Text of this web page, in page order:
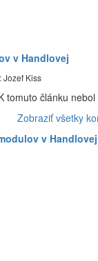
v Handlovej
Jozef Kiss
tomuto článku
Zobraziť všetky
v Handlovej